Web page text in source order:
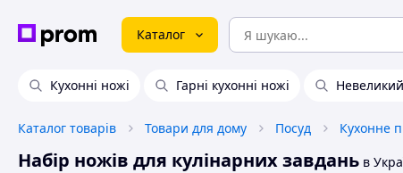
Каталог
Кухонні ножі Гарні кухонні ножі
Каталог товарів Товари для дому Посуд Кухонне
Набір ножів для кулінарних завдань в